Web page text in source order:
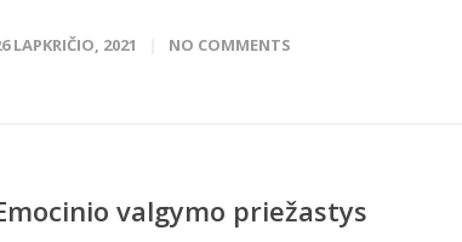
LAPKRIČIO, 2021 NO COMMENTS
valgymo priežastys